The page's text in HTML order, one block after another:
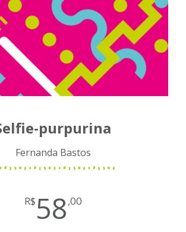
purpurina
Fernanda Bastos
R$58,00